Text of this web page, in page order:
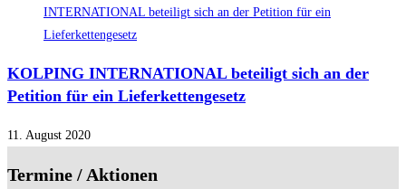
KOLPING INTERNATIONAL beteiligt sich an der
Petition für ein Lieferkettengesetz
11. August 2020
Termine / Aktionen